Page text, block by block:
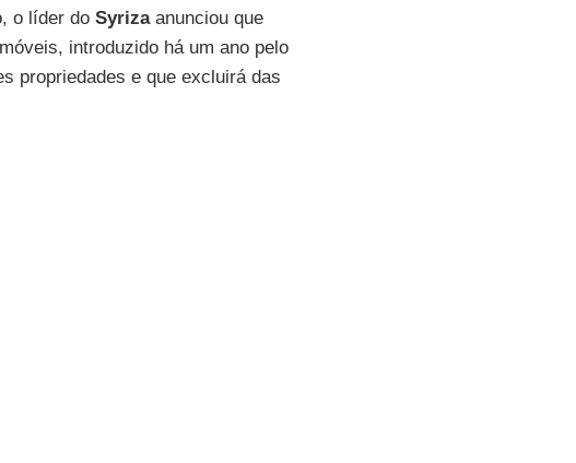
o líder do Syrizaanunciou que
introduzido há um ano pelo
propriedades e que excluirá das